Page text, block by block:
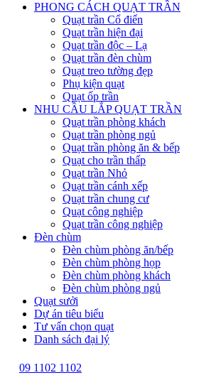
PHONG CÁCH QUẠT TRẦN
Quạt trần Cổ điển
Quạt trần hiện đại
Quạt trần độc – Lạ
Quạt trần đèn chùm
Quạt treo tường đẹp
Phụ kiện quạt
Quạt ốp trần
NHU CẦU LẮP QUẠT TRẦN
Quạt trần phòng khách
Quạt trần phòng ngủ
Quạt trần phòng ăn & bếp
Quạt cho trần thấp
Quạt trần Nhỏ
Quạt trần cánh xếp
Quạt trần chung cư
Quạt công nghiệp
Quạt trần công nghiệp
Đèn chùm
Đèn chùm phòng ăn/bếp
Đèn chùm phòng họp
Đèn chùm phòng khách
Đèn chùm phòng ngủ
Quạt sưởi
Dự án tiêu biểu
Tư vấn chọn quạt
Danh sách đại lý
09 1102 1102